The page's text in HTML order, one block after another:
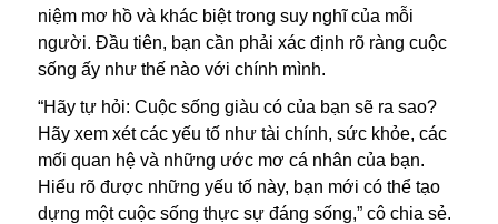
niệm mơ hồ và khác biệt trong suy nghĩ của mỗi
người. Đầu tiên, bạn cần phải xác định rõ ràng cuộc
sống ấy như thế nào với chính mình.
“Hãy tự hỏi: Cuộc sống giàu có của bạn sẽ ra sao?
Hãy xem xét các yếu tố như tài chính, sức khỏe, các
mối quan hệ và những ước mơ cá nhân của bạn.
Hiểu rõ được những yếu tố này, bạn mới có thể tạo
dựng một cuộc sống thực sự đáng sống,” cô chia sẻ.